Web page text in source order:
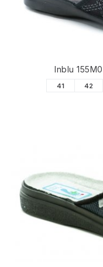
Inblu
41 42